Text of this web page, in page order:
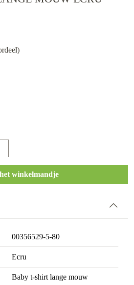
winkelmandje
00356529-5-80
Ecru
Baby t-shirt lange mouw